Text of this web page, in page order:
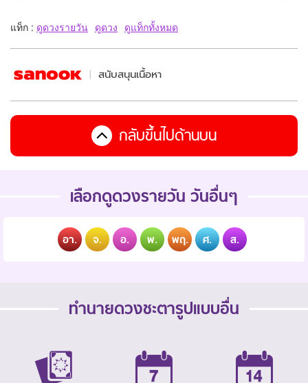
แท็ก : ดูดวงรายวัน ดูดวง ดูแท็กทั้งหมด
สนับสนุนเนื้อหา
กลับขึ้นไปด้านบน
เลือกดูดวงรายวัน วันอื่นๆ
อา. จ. อ. พ. พฤ. ศ. ส.
ทำนายดวงชะตารูปแบบอื่น